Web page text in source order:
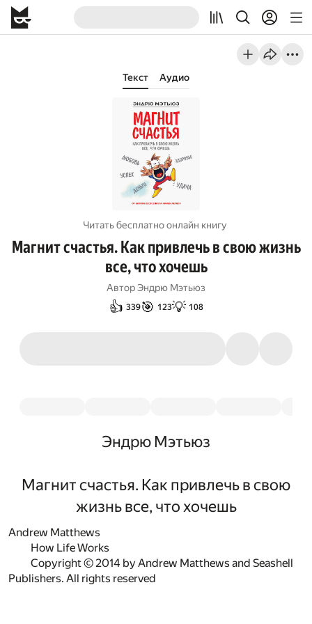
Текст Аудио
Читать бесплатно онлайн книгу
Магнит счастья. Как привлечь в свою жизнь
все, что хочешь
АвторЭндрю Мэтьюз
👍 339🎯 123💡 108
Эндрю Мэтьюз
Магнит счастья. Как привлечь в свою
жизнь все, что хочешь
Andrew Matthews
How Life Works
Copyright © 2014 by Andrew Matthews and Seashell
Publishers. All rights reserved